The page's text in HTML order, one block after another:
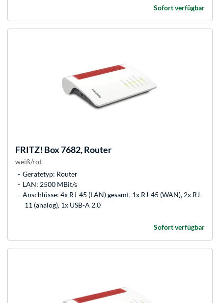
Sofort verfügbar
FRITZ! Box 7682, Router
weiß/rot
Gerätetyp: Router
LAN: 2500 MBit/s
Anschlüsse: 4x RJ-45 (LAN) gesamt, 1x RJ-45 (WAN), 2x RJ-
11 (analog), 1x USB-A 2.0
Sofort verfügbar